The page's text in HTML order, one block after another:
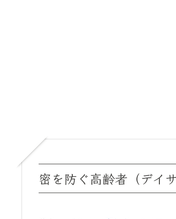
密を防ぐ高齢者（デイ